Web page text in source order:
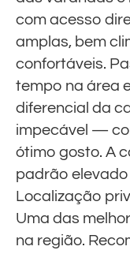
com acesso
amplas, bem
confortáveis.
tempo na área
diferencial da
impecável —
ótimo gosto. A
padrão
Localização
Uma das
na região.